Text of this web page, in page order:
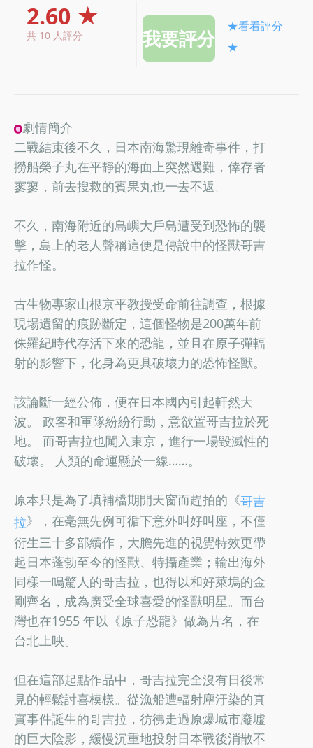
2.60 ★
共 10 人評分
★看看評分
★
劇情簡介
二戰結束後不久，日本南海驚現離奇事件，打
撈船榮子丸在平靜的海面上突然遇難，倖存者
寥寥，前去搜救的賓果丸也一去不返。
不久，南海附近的島嶼大戶島遭受到恐怖的襲
擊，島上的老人聲稱這便是傳說中的怪獸哥吉
拉作怪。
古生物專家山根京平教授受命前往調查，根據
現場遺留的痕跡斷定，這個怪物是200萬年前
侏羅紀時代存活下來的恐龍，並且在原子彈輻
射的影響下，化身為更具破壞力的恐怖怪獸。
該論斷一經公佈，便在日本國內引起軒然大
波。 政客和軍隊紛紛行動，意欲置哥吉拉於死
地。 而哥吉拉也闖入東京，進行一場毀滅性的
破壞。 人類的命運懸於一線……。
原本只是為了填補檔期開天窗而趕拍的《哥吉
拉》，在毫無先例可循下意外叫好叫座，不僅
衍生三十多部續作，大膽先進的視覺特效更帶
起日本蓬勃至今的怪獸、特攝產業；輸出海外
同樣一鳴驚人的哥吉拉，也得以和好萊塢的金
剛齊名，成為廣受全球喜愛的怪獸明星。而台
灣也在1955 年以《原子恐龍》做為片名，在
台北上映。
但在這部起點作品中，哥吉拉完全沒有日後常
見的輕鬆討喜模樣。從漁船遭輻射塵汙染的真
實事件誕生的哥吉拉，彷彿走過原爆城市廢墟
的巨大陰影，緩慢沉重地投射日本戰後消散不